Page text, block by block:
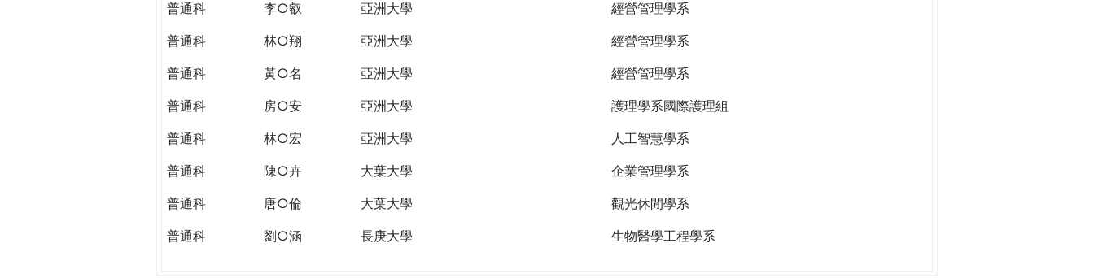
普通科
李○叡 亞洲大學
經營管理學系
普通科
林○翔 亞洲大學
經營管理學系
普通科
黃○名 亞洲大學
經營管理學系
普通科
房○安 亞洲大學
護理學系國際護理組
普通科
林○宏 亞洲大學
人工智慧學系
普通科
陳○卉 大葉大學
企業管理學系
普通科
唐○倫 大葉大學
觀光休閒學系
普通科
劉○涵 長庚大學 生物醫學工程學系